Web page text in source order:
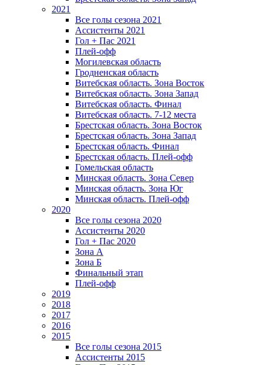
2021
Все голы сезона 2021
Ассистенты 2021
Гол + Пас 2021
Плей-офф
Могилевская область
Гродненская область
Витебская область. Зона Восток
Витебская область. Зона Запад
Витебская область. Финал
Витебская область. 7-12 места
Брестская область. Зона Восток
Брестская область. Зона Запад
Брестская область. Финал
Брестская область. Плей-офф
Гомельская область
Минская область. Зона Север
Минская область. Зона Юг
Минская область. Плей-офф
2020
Все голы сезона 2020
Ассистенты 2020
Гол + Пас 2020
Зона А
Зона Б
Финальный этап
Плей-офф
2019
2018
2017
2016
2015
Все голы сезона 2015
Ассистенты 2015